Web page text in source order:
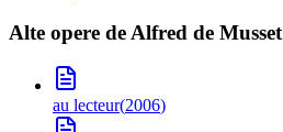
Alte opere de Alfred de Musset
au lecteur(2006)